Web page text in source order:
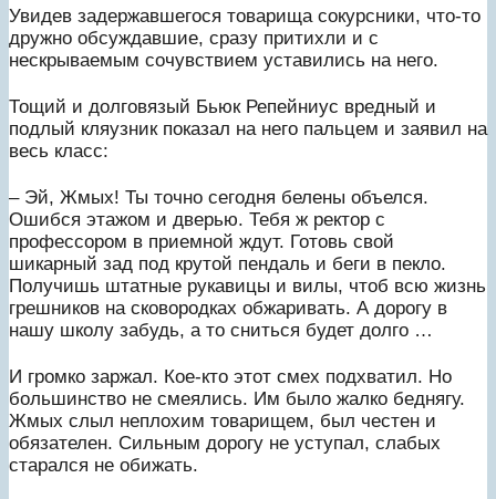
Увидев задержавшегося товарища сокурсники, что-то
дружно обсуждавшие, сразу притихли и с
нескрываемым сочувствием уставились на него.
Тощий и долговязый Бьюк Репейниус вредный и
подлый кляузник показал на него пальцем и заявил на
весь класс:
– Эй, Жмых! Ты точно сегодня белены объелся.
Ошибся этажом и дверью. Тебя ж ректор с
профессором в приемной ждут. Готовь свой
шикарный зад под крутой пендаль и беги в пекло.
Получишь штатные рукавицы и вилы, чтоб всю жизнь
грешников на сковородках обжаривать. А дорогу в
нашу школу забудь, а то сниться будет долго …
И громко заржал. Кое-кто этот смех подхватил. Но
большинство не смеялись. Им было жалко беднягу.
Жмых слыл неплохим товарищем, был честен и
обязателен. Сильным дорогу не уступал, слабых
старался не обижать.